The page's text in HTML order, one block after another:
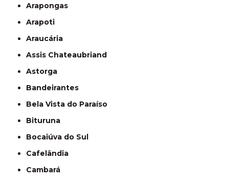
Arapongas
Arapoti
Araucária
Assis Chateaubriand
Astorga
Bandeirantes
Bela Vista do Paraíso
Bituruna
Bocaiúva do Sul
Cafelândia
Cambará